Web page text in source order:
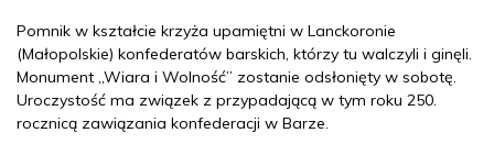
Pomnik w kształcie krzyża upamiętni w Lanckoronie
(Małopolskie) konfederatów barskich, którzy tu walczyli i ginęli.
Monument „Wiara i Wolność” zostanie odsłonięty w sobotę.
Uroczystość ma związek z przypadającą w tym roku 250.
rocznicą zawiązania konfederacji w Barze.